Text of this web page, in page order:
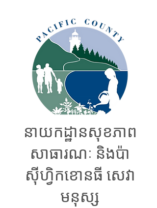
នាយកដ្ឋានសុខភាព
សាធារណៈ និងប៉ា
ស៊ីហ្វិកខោនធី សេវា
មនុស្ស